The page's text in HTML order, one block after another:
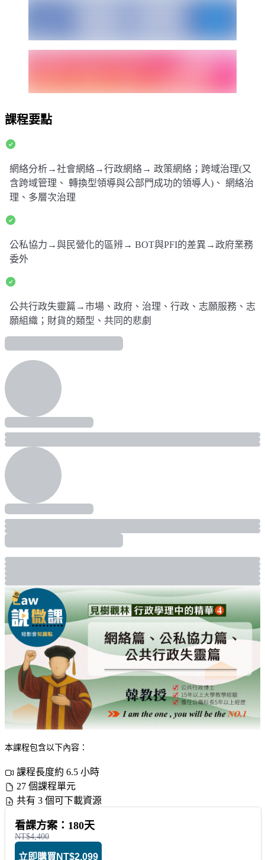
課程要點
網絡分析→社會網絡→行政網絡→ 政策網絡；跨域治理(又
含跨域管理、 轉換型領導與公部門成功的領導人)、 網絡治
理、多層次治理
公私協力→與民營化的區辨→ BOT與PFI的差異→政府業務
委外
公共行政失靈篇→市場、政府、治理、行政、志願服務、志
願組織；財貨的類型、共同的悲劇
本課程包含以下內容：
課程長度約 6.5 小時
27 個課程單元
共有 3 個可下載資源
看課方案：180天
NT$4,400
立即購買 NT$2,099